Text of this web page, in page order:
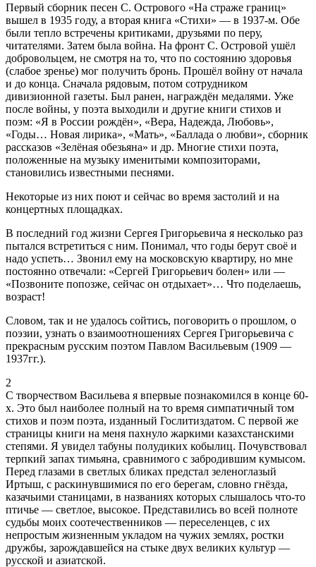
Первый сборник песен С. Острового «На страже границ»
вышел в 1935 году, а вторая книга «Стихи» — в 1937-м. Обе
были тепло встречены критиками, друзьями по перу,
читателями. Затем была война. На фронт С. Островой ушёл
добровольцем, не смотря на то, что по состоянию здоровья
(слабое зренье) мог получить бронь. Прошёл войну от начала
и до конца. Сначала рядовым, потом сотрудником
дивизионной газеты. Был ранен, награждён медалями. Уже
после войны, у поэта выходили и другие книги стихов и
поэм: «Я в России рождён», «Вера, Надежда, Любовь»,
«Годы… Новая лирика», «Мать», «Баллада о любви», сборник
рассказов «Зелёная обезьяна» и др. Многие стихи поэта,
положенные на музыку именитыми композиторами,
становились известными песнями.
Некоторые из них поют и сейчас во время застолий и на
концертных площадках.
В последний год жизни Сергея Григорьевича я несколько раз
пытался встретиться с ним. Понимал, что годы берут своё и
надо успеть… Звонил ему на московскую квартиру, но мне
постоянно отвечали: «Сергей Григорьевич болен» или —
«Позвоните попозже, сейчас он отдыхает»… Что поделаешь,
возраст!
Словом, так и не удалось сойтись, поговорить о прошлом, о
поэзии, узнать о взаимоотношениях Сергея Григорьевича с
прекрасным русским поэтом Павлом Васильевым (1909 —
1937гг.).
2
С творчеством Васильева я впервые познакомился в конце 60-
х. Это был наиболее полный на то время симпатичный том
стихов и поэм поэта, изданный Гослитиздатом. С первой же
страницы книги на меня пахнуло жаркими казахстанскими
степями. Я увидел табуны полудиких кобылиц. Почувствовал
терпкий запах тимьяна, сравнимого с забродившим кумысом.
Перед глазами в светлых бликах предстал зеленоглазый
Иртыш, с раскинувшимися по его берегам, словно гнёзда,
казачьими станицами, в названиях которых слышалось что-то
птичье — светлое, высокое. Представились во всей полноте
судьбы моих соотечественников — переселенцев, с их
непростым жизненным укладом на чужих землях, ростки
дружбы, зарождавшейся на стыке двух великих культур —
русской и азиатской.